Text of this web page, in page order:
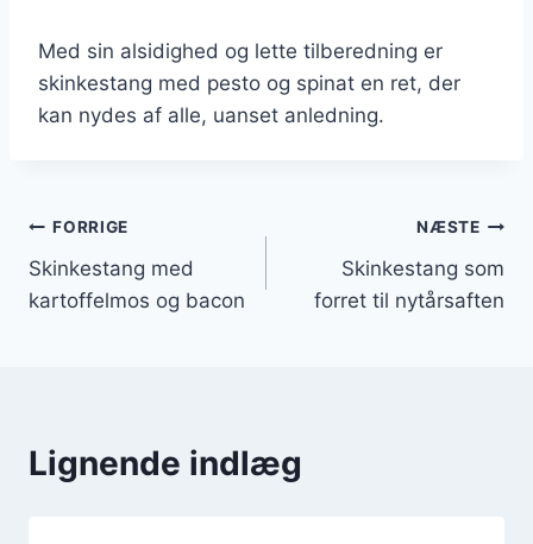
Med sin alsidighed og lette tilberedning er
skinkestang med pesto og spinat en ret, der
kan nydes af alle, uanset anledning.
Indlægsnavigation
FORRIGE
Skinkestang med
kartoffelmos og bacon
NÆSTE
Skinkestang som
forret til nytårsaften
Lignende indlæg